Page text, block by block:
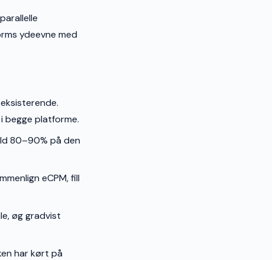
ydeevne med
begge platforme.
80–90% på den
eCPM, fill
øg gradvist
har kørt på